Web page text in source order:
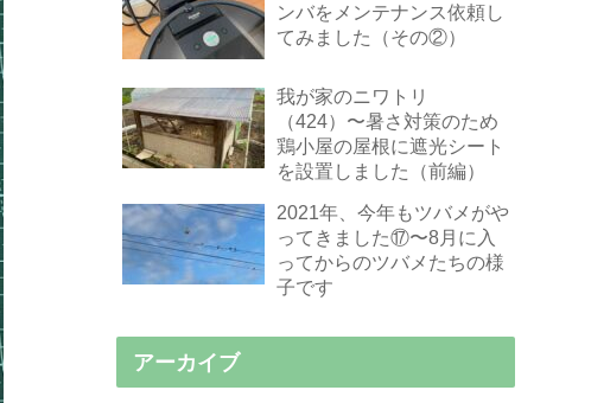
ンバをメンテナンス依頼し
てみました（その②）
我が家のニワトリ
（424）〜暑さ対策のため
鶏小屋の屋根に遮光シート
を設置しました（前編）
2021年、今年もツバメがや
ってきました⑰〜8月に入
ってからのツバメたちの様
子です
アーカイブ